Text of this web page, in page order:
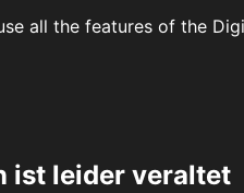
all the features of the
ist leider veraltet